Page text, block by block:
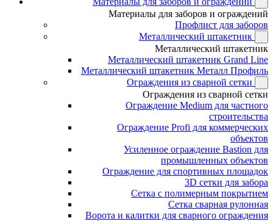
Материалы для заборов и ограждений
Профлист для заборов
Металлический штакетник
Металлический штакетник
Металлический штакетник Grand Line
Металлический штакетник Металл Профиль
Ограждения из сварной сетки
Ограждения из сварной сетки
Ограждение Medium для частного
строительства
Ограждение Profi для коммерческих
объектов
Усиленное ограждение Bastion для
промышленных объектов
Ограждение для спортивных площадок
3D сетки для забора
Сетка с полимерным покрытием
Сетка сварная рулонная
Ворота и калитки для сварного ограждения